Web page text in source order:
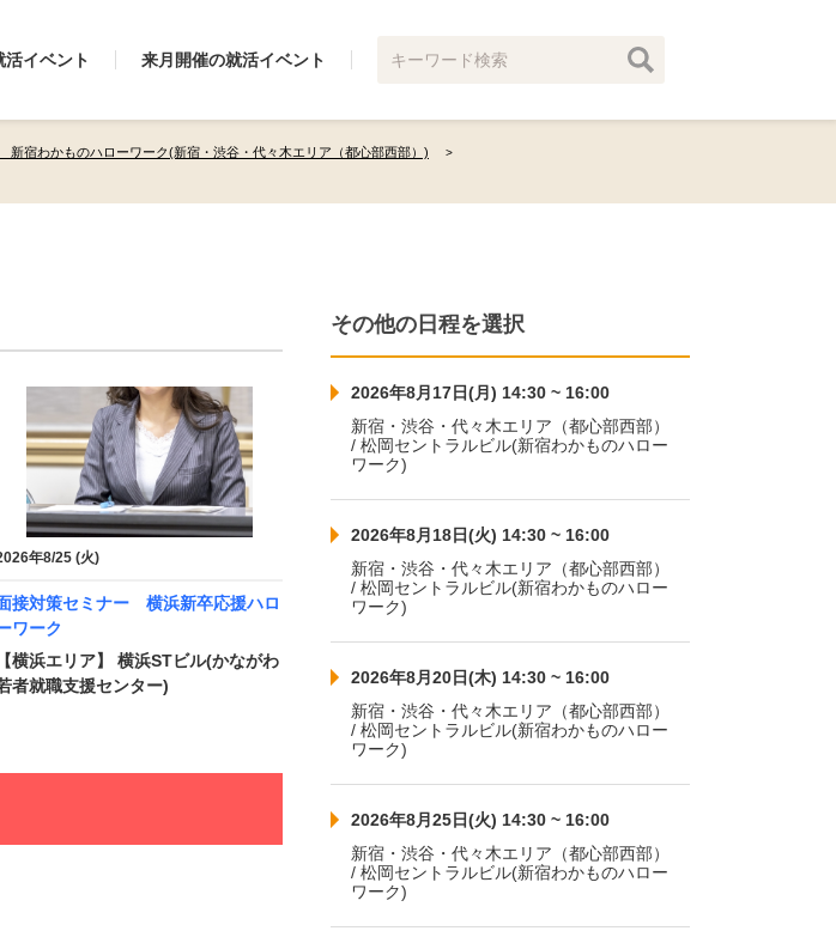
イベント 来月開催の就活イベント
宿わかものハローワーク(新宿・渋谷・代々木エリア（都心部西部）)
年8/25 (火)
接対策セミナー 横浜新卒応援ハロ
ワーク
【横浜エリア】 横浜STビル(かながわ
者就職支援センター)
その他の日程を選択
2026年8月17日(月) 14:30 ~ 16:00
新宿・渋谷・代々木エリア（都心部西部）
/ 松岡セントラルビル(新宿わかものハロー
ワーク)
2026年8月18日(火) 14:30 ~ 16:00
新宿・渋谷・代々木エリア（都心部西部）
/ 松岡セントラルビル(新宿わかものハロー
ワーク)
2026年8月20日(木) 14:30 ~ 16:00
新宿・渋谷・代々木エリア（都心部西部）
/ 松岡セントラルビル(新宿わかものハロー
ワーク)
2026年8月25日(火) 14:30 ~ 16:00
新宿・渋谷・代々木エリア（都心部西部）
/ 松岡セントラルビル(新宿わかものハロー
ワーク)